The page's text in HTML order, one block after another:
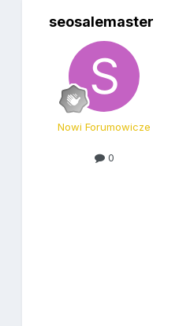
seosalemaster
Nowi Forumowicze
0